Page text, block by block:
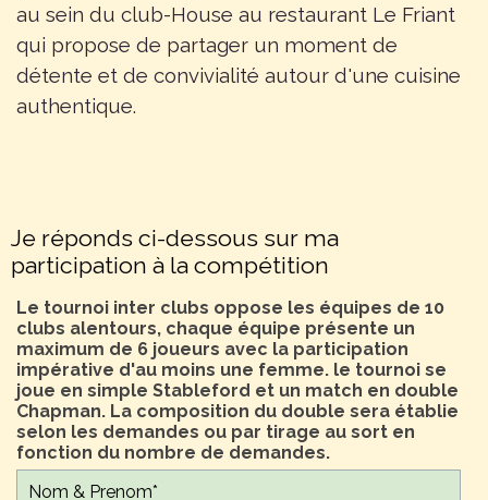
au sein du club-House au restaurant Le Friant
qui propose de partager un moment de
détente et de convivialité autour d'une cuisine
authentique.
Je réponds ci-dessous sur ma
participation à la compétition
Le tournoi inter clubs oppose les équipes de 10
clubs alentours, chaque équipe présente un
maximum de 6 joueurs avec la participation
impérative d'au moins une femme. le tournoi se
joue en simple Stableford et un match en double
Chapman. La composition du double sera établie
selon les demandes ou par tirage au sort en
fonction du nombre de demandes.